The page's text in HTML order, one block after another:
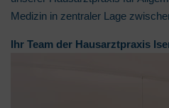
Medizin in zentraler Lage
Ihr Team der Hausarztpraxis